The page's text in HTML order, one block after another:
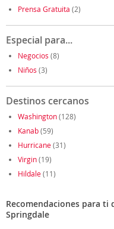
Prensa Gratuita (2)
Especial para...
Negocios (8)
Niños (3)
Destinos cercanos
Washington(128)
Kanab(59)
Hurricane(31)
Virgin(19)
Hildale(11)
Recomendaciones para ti
Springdale